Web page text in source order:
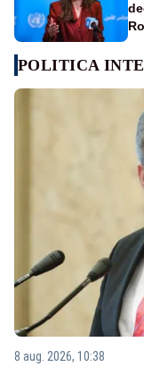
POLITICA
8 aug. 2026, 10:38